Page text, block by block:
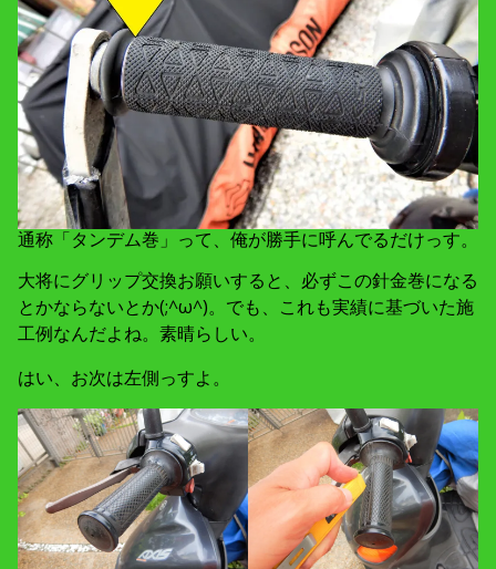
通称「タンデム巻」って、俺が勝手に呼んでるだけっす。
大将にグリップ交換お願いすると、必ずこの針金巻になる
とかならないとか(;^ω^)。でも、これも実績に基づいた施
工例なんだよね。素晴らしい。
はい、お次は左側っすよ。